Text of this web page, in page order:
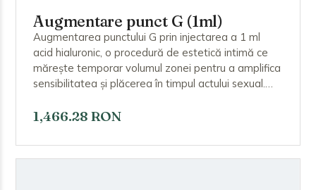
Augmentare punct G (1ml)
Augmentarea punctului G prin injectarea a 1 ml
acid hialuronic, o procedură de estetică intimă ce
mărește temporar volumul zonei pentru a amplifica
sensibilitatea și plăcerea în timpul actului sexual.
punctului G, intensificând stimularea. Procedura
în general câteva luni.
1,466.28 RON